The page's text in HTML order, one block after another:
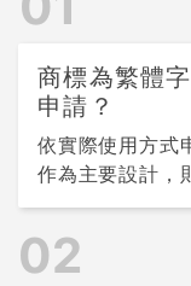
商標為繁體
申請？
依實際使用方式
作為主要設計，
02